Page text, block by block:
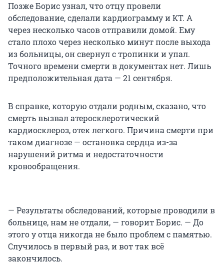
Позже Борис узнал, что отцу провели
обследование, сделали кардиограмму и КТ. А
через несколько часов отправили домой. Ему
стало плохо через несколько минут после выхода
из больницы, он свернул с тропинки и упал.
Точного времени смерти в документах нет. Лишь
предположительная дата — 21 сентября.
В справке, которую отдали родным, сказано, что
смерть вызвал атеросклеротический
кардиосклероз, отек легкого. Причина смерти при
таком диагнозе — остановка сердца из-за
нарушений ритма и недостаточности
кровообращения.
— Результаты обследований, которые проводили в
больнице, нам не отдали, — говорит Борис. — До
этого у отца никогда не было проблем с памятью.
Случилось в первый раз, и вот так всё
закончилось.